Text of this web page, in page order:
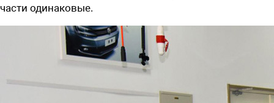
части одинаковые.